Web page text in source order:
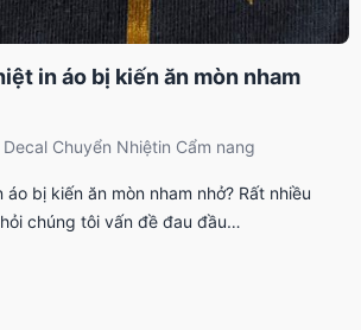
in áo bị kiến ăn mòn nham
Decal Chuyển Nhiệtin Cẩm nang
áo bị kiến ăn mòn nham nhở? Rất nhiều
chúng tôi vấn đề đau đầu…